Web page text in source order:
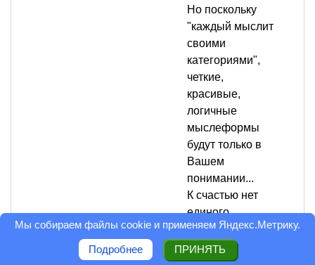
Но поскольку
"каждый мыслит
своими
категориями",
четкие,
красивые,
логичные
мыслеформы
будут только в
Вашем
понимании...
К счастью нет
единого
образца, есть
разные
Мы собираем файлы cookie и применяем Яндекс.Метрику.
Подробнее ПРИНЯТЬ